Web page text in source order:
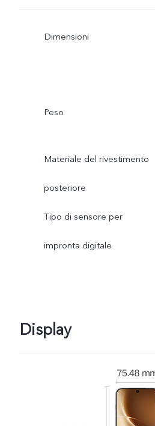
Dimensioni
Peso
Materiale del rivestimento
posteriore
Tipo di sensore per
impronta digitale
Display